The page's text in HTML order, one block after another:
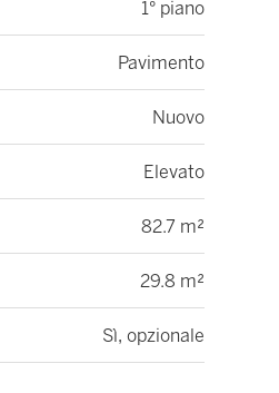
1° piano
Pavimento
Nuovo
Elevato
82.7 m²
29.8 m²
Sì, opzionale